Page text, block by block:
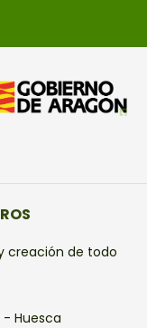
creación de todo
- Huesca